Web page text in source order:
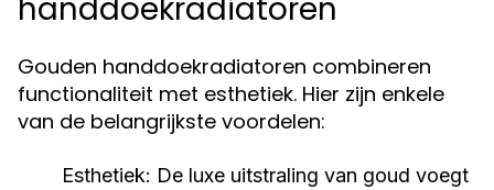
handdoekradiatoren
Gouden handdoekradiatoren combineren
functionaliteit met esthetiek. Hier zijn enkele
van de belangrijkste voordelen:
Esthetiek: De luxe uitstraling van goud voegt